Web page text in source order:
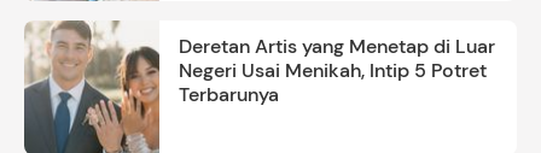
Deretan Artis yang Menetap di Luar
Negeri Usai Menikah, Intip 5 Potret
Terbarunya